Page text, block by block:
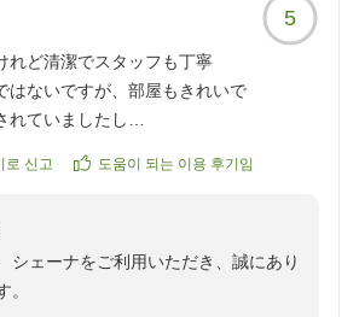
5
れど清潔でスタッフも丁寧
はないですが、部屋もきれいで
れていましたし
には利用したいと思いました。
hotel/voice/16373?
로 신고 도움이 되는 이용 후기임
ェーナをご利用いただき、誠にあり
。